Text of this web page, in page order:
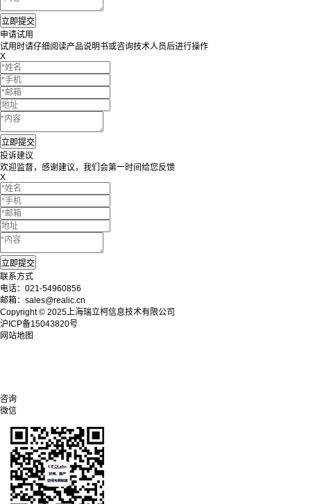
申请试用
试用时请仔细阅读产品说明书或咨询技术人员后进行操作
X
投诉建议
欢迎监督，感谢建议，我们会第一时间给您反馈
X
联系方式
电话：021-54960856
邮箱：sales@realic.cn
Copyright © 2025上海瑞立柯信息技术有限公司
沪ICP备15043820号
网站地图
咨询
微信